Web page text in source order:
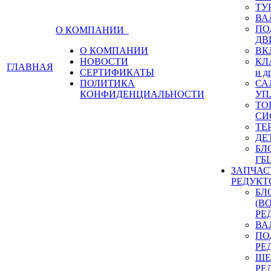
ГЛАВНАЯ
О КОМПАНИИ
О КОМПАНИИ
НОВОСТИ
СЕРТИФИКАТЫ
ПОЛИТИКА
КОНФИДЕНЦИАЛЬНОСТИ
и